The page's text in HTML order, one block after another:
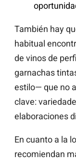
También hay
habitual
de vinos de
garnachas
estilo— que no
clave:
elaboraciones
En cuanto a la
recomiendan